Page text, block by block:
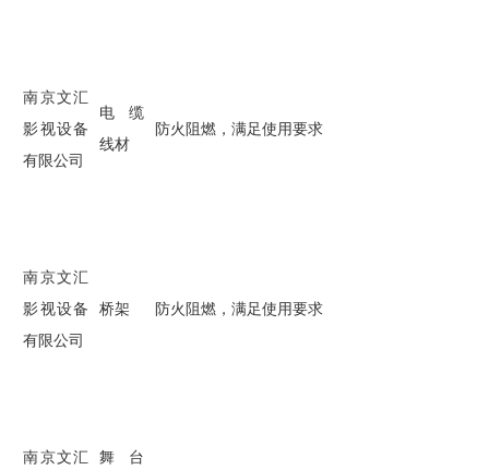
南京文汇
影视设备
有限公司
电缆
线材
防火阻燃，满足使用要求
南京文汇
影视设备
有限公司
桥架 防火阻燃，满足使用要求
南京文汇
舞台